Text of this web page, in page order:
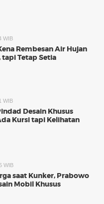
WIB
Rembesan Air Hujan
tapi Tetap Setia
WIB
Desain Khusus
Kursi tapi Kelihatan
WIB
saat Kunker, Prabowo
Mobil Khusus